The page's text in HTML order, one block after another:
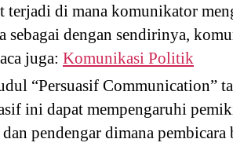
di mana komunikator
dengan sendirinya,
juga: Komunikasi Politik
“Persuasif Communication”
ini dapat mempengaruhi
pendengar dimana pembicara